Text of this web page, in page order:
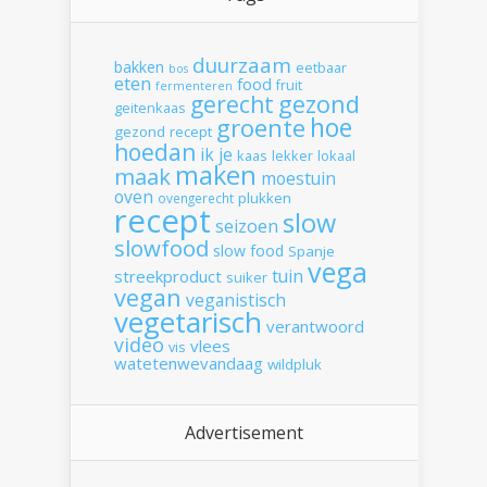
bakken bos duurzaam eetbaar
eten fermenteren food fruit
geitenkaas gerecht gezond
gezond recept groente hoe
hoedan ik je kaas lekker lokaal
maak maken moestuin
oven ovengerecht plukken
recept seizoen slow
slowfood slow food Spanje
streekproduct suiker tuin vega
vegan veganistisch
vegetarisch verantwoord
video vis vlees
watetenwevandaag wildpluk
Advertisement